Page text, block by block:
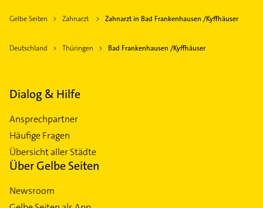
Gelbe Seiten Zahnarzt Zahnarzt in Bad Frankenhausen /Kyffhäuser
Deutschland Thüringen Bad Frankenhausen /Kyffhäuser
Dialog & Hilfe
Ansprechpartner
Häufige Fragen
Übersicht aller Städte
Über Gelbe Seiten
Newsroom